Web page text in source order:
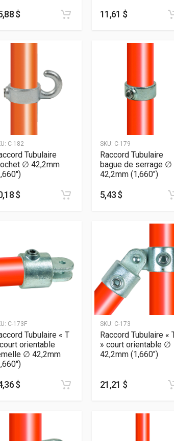
$ 11,61 $
C-182
Tubulaire
∅ 42,2mm
$
SKU: C-179
Raccord Tubulaire
bague de serrage ∅
42,2mm (1,660″)
5,43 $
C-173F
Tubulaire « T
orientable
∅ 42,2mm
$
SKU: C-173
Raccord Tubulaire «
» court orientable ∅
42,2mm (1,660″)
21,21 $